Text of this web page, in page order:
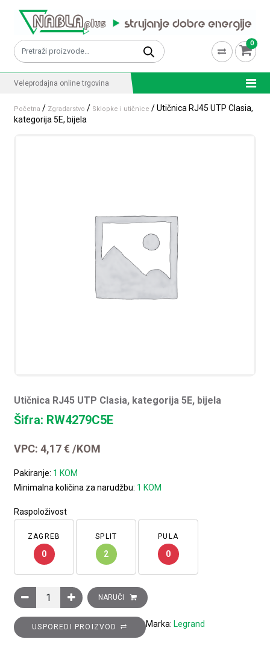
Pretraži: 0
Veleprodajna online trgovina
Početna / Zgradarstvo / Sklopke i utičnice / Utičnica RJ45 UTP Clasia,
kategorija 5E, bijela
Utičnica RJ45 UTP Clasia, kategorija 5E, bijela
Šifra: RW4279C5E
VPC:4,17€ /KOM
Pakiranje: 1 KOM
Minimalna količina za narudžbu: 1 KOM
Raspoloživost
ZAGREB
0
SPLIT
2
PULA
0
Utičnica RJ45 UTP Clasia, kategorija 5E, bijela količina
NARUČI
USPOREDI PROIZVOD Marka: Legrand